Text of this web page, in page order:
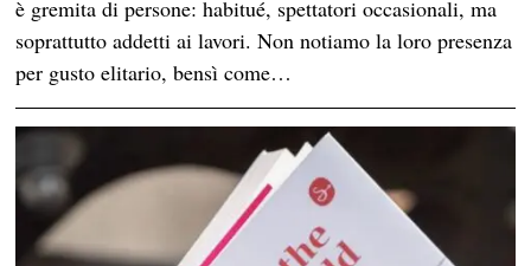
è gremita di persone: habitué, spettatori occasionali, ma
soprattutto addetti ai lavori. Non notiamo la loro presenza
per gusto elitario, bensì come…